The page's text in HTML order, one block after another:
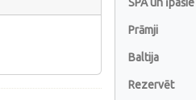
Prāmji
Baltija
Rezervēt